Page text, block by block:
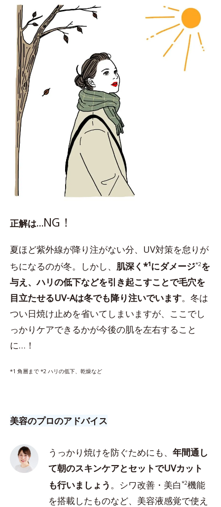
正解は…NG！
夏ほど紫外線が降り注がない分、UV対策を怠りが
ちになるのが冬。しかし、 肌深く*¹にダメージ*2を
与え、ハリの低下などを引き起こすことで毛穴を
目立たせるUV-Aは冬でも降り注いでいます。冬は
つい日焼け止めを省いてしまいますが、ここでし
っかりケアできるかが今後の肌を左右すること
に…！
*1 角層まで *2 ハリの低下、乾燥など
美容のプロのアドバイス
うっかり焼けを防ぐためにも、年間通し
て朝のスキンケアとセットでUVカット
も行いましょう 。シワ改善・美白*2機能
を搭載したものなど、美容液感覚で使え